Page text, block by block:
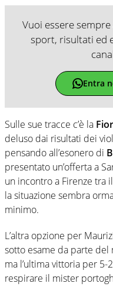
Vuoi essere
sport, risultati ed
Entra
Sulle sue tracce c’è la
deluso dai risultati dei
pensando all’esonero di
presentato un’offerta a
un incontro a Firenze tra
la situazione sembra
minimo.
L’altra opzione per
sotto esame da parte
ma l’ultima vittoria per
respirare il mister